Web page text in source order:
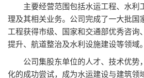
主要经营范围包括水运工程、水
理及其相关业务。公司完成了一大批
工程获得市级、国家和交通部优秀咨
提升、航道整治及水利设施建设等领域。
公司集股东单位的人才、技术优
化的成功尝试，成为水运建设与建筑领